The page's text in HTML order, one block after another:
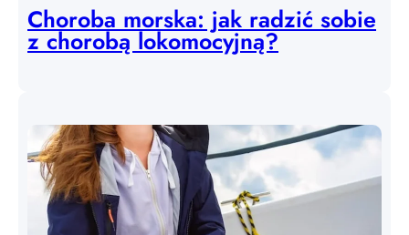
Choroba morska: jak radzić sobie
z chorobą lokomocyjną?